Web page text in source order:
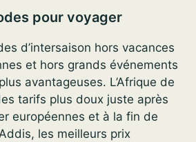
pour voyager
d’intersaison hors vacances
et hors grands événements
avantageuses. L’Afrique de
tarifs plus doux juste après
européennes et à la fin de
Addis, les meilleurs prix